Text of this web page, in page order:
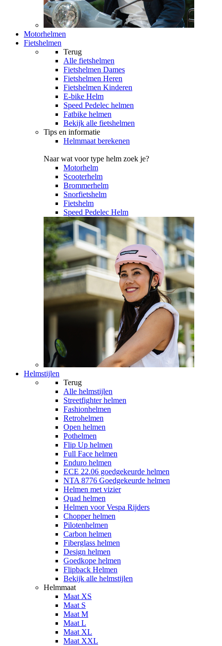
Motorhelmen
Fietshelmen
Terug
Alle fietshelmen
Fietshelmen Dames
Fietshelmen Heren
Fietshelmen Kinderen
E-bike Helm
Speed Pedelec helmen
Fatbike helmen
Bekijk alle fietshelmen
Tips en informatie
Helmmaat berekenen
Naar wat voor type helm zoek je?
Motorhelm
Scooterhelm
Brommerhelm
Snorfietshelm
Fietshelm
Speed Pedelec Helm
Helmstijlen
Terug
Alle helmstijlen
Streetfighter helmen
Fashionhelmen
Retrohelmen
Open helmen
Pothelmen
Flip Up helmen
Full Face helmen
Enduro helmen
ECE 22.06 goedgekeurde helmen
NTA 8776 Goedgekeurde helmen
Helmen met vizier
Quad helmen
Helmen voor Vespa Rijders
Chopper helmen
Pilotenhelmen
Carbon helmen
Fiberglass helmen
Design helmen
Goedkope helmen
Flipback Helmen
Bekijk alle helmstijlen
Helmmaat
Maat XS
Maat S
Maat M
Maat L
Maat XL
Maat XXL